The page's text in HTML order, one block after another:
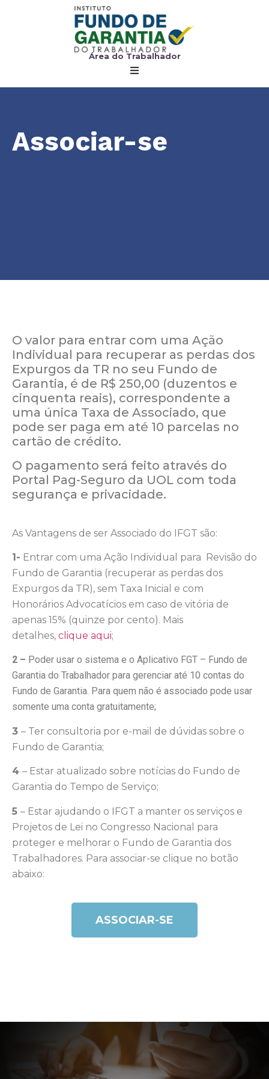
Área do Trabalhador
Associar-se
O valor para entrar com uma Ação
Individual para recuperar as perdas dos
Expurgos da TR no seu Fundo de
Garantia, é de R$ 250,00 (duzentos e
cinquenta reais), correspondente a
uma única Taxa de Associado, que
pode ser paga em até 10 parcelas no
cartão de crédito.
O pagamento será feito através do
Portal Pag-Seguro da UOL com toda
segurança e privacidade.
As Vantagens de ser Associado do IFGT são:
1- Entrar com uma Ação Individual para Revisão do
Fundo de Garantia (recuperar as perdas dos
Expurgos da TR), sem Taxa Inicial e com
Honorários Advocatícios em caso de vitória de
apenas 15% (quinze por cento). Mais
detalhes, clique aqui;
2 – Poder usar o sistema e o Aplicativo FGT – Fundo de
Garantia do Trabalhador para gerenciar até 10 contas do
Fundo de Garantia. Para quem não é associado pode usar
somente uma conta gratuitamente;
3 – Ter consultoria por e-mail de dúvidas sobre o
Fundo de Garantia;
4 – Estar atualizado sobre notícias do Fundo de
Garantia do Tempo de Serviço;
5 – Estar ajudando o IFGT a manter os serviços e
Projetos de Lei no Congresso Nacional para
proteger e melhorar o Fundo de Garantia dos
Trabalhadores. Para associar-se clique no botão
abaixo:
ASSOCIAR-SE